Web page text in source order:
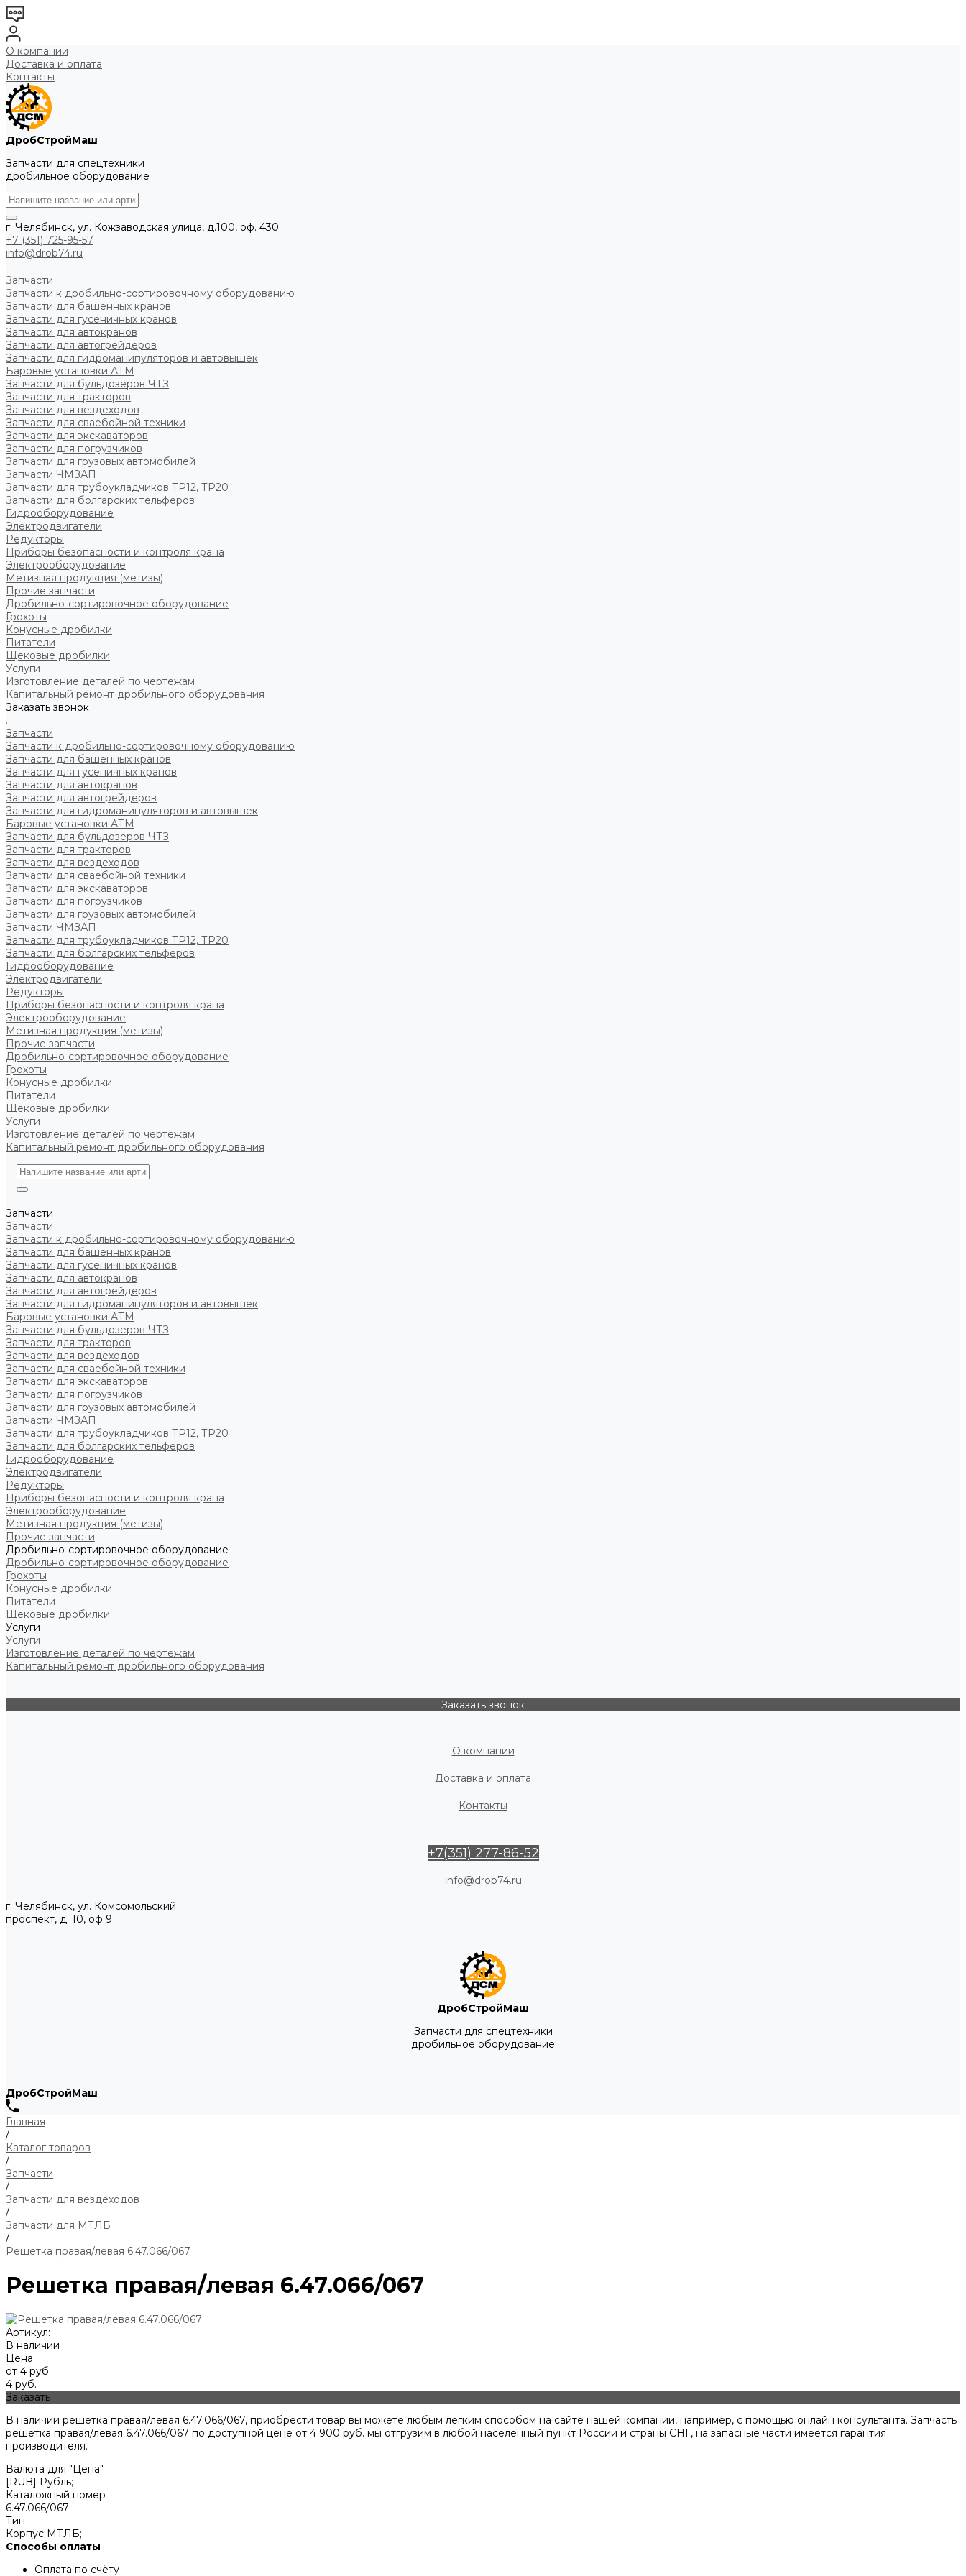
О компании
Доставка и оплата
Контакты
ДробСтройМаш
Запчасти для спецтехники
дробильное оборудование
г. Челябинск, ул. Кожзаводская улица, д.100, оф. 430
+7 (351) 725-95-57
info@drob74.ru
Запчасти
Запчасти к дробильно-сортировочному оборудованию
Запчасти для башенных кранов
Запчасти для гусеничных кранов
Запчасти для автокранов
Запчасти для автогрейдеров
Запчасти для гидроманипуляторов и автовышек
Баровые установки АТМ
Запчасти для бульдозеров ЧТЗ
Запчасти для тракторов
Запчасти для вездеходов
Запчасти для сваебойной техники
Запчасти для экскаваторов
Запчасти для погрузчиков
Запчасти для грузовых автомобилей
Запчасти ЧМЗАП
Запчасти для трубоукладчиков ТР12, ТР20
Запчасти для болгарских тельферов
Гидрооборудование
Электродвигатели
Редукторы
Приборы безопасности и контроля крана
Электрооборудование
Метизная продукция (метизы)
Прочие запчасти
Дробильно-сортировочное оборудование
Грохоты
Конусные дробилки
Питатели
Щековые дробилки
Услуги
Изготовление деталей по чертежам
Капитальный ремонт дробильного оборудования
Заказать звонок
...
Запчасти
Запчасти к дробильно-сортировочному оборудованию
Запчасти для башенных кранов
Запчасти для гусеничных кранов
Запчасти для автокранов
Запчасти для автогрейдеров
Запчасти для гидроманипуляторов и автовышек
Баровые установки АТМ
Запчасти для бульдозеров ЧТЗ
Запчасти для тракторов
Запчасти для вездеходов
Запчасти для сваебойной техники
Запчасти для экскаваторов
Запчасти для погрузчиков
Запчасти для грузовых автомобилей
Запчасти ЧМЗАП
Запчасти для трубоукладчиков ТР12, ТР20
Запчасти для болгарских тельферов
Гидрооборудование
Электродвигатели
Редукторы
Приборы безопасности и контроля крана
Электрооборудование
Метизная продукция (метизы)
Прочие запчасти
Дробильно-сортировочное оборудование
Грохоты
Конусные дробилки
Питатели
Щековые дробилки
Услуги
Изготовление деталей по чертежам
Капитальный ремонт дробильного оборудования
Запчасти
Запчасти
Запчасти к дробильно-сортировочному оборудованию
Запчасти для башенных кранов
Запчасти для гусеничных кранов
Запчасти для автокранов
Запчасти для автогрейдеров
Запчасти для гидроманипуляторов и автовышек
Баровые установки АТМ
Запчасти для бульдозеров ЧТЗ
Запчасти для тракторов
Запчасти для вездеходов
Запчасти для сваебойной техники
Запчасти для экскаваторов
Запчасти для погрузчиков
Запчасти для грузовых автомобилей
Запчасти ЧМЗАП
Запчасти для трубоукладчиков ТР12, ТР20
Запчасти для болгарских тельферов
Гидрооборудование
Электродвигатели
Редукторы
Приборы безопасности и контроля крана
Электрооборудование
Метизная продукция (метизы)
Прочие запчасти
Дробильно-сортировочное оборудование
Дробильно-сортировочное оборудование
Грохоты
Конусные дробилки
Питатели
Щековые дробилки
Услуги
Услуги
Изготовление деталей по чертежам
Капитальный ремонт дробильного оборудования
Заказать звонок
О компании
Доставка и оплата
Контакты
+7(351) 277-86-52
info@drob74.ru
г. Челябинск, ул. Комсомольский
проспект, д. 10, оф 9
ДробСтройМаш
Запчасти для спецтехники
дробильное оборудование
ДробСтройМаш
Главная
/
Каталог товаров
/
Запчасти
/
Запчасти для вездеходов
/
Запчасти для МТЛБ
/
Решетка правая/левая 6.47.066/067
Решетка правая/левая 6.47.066/067
Артикул:
В наличии
Цена
от 4 руб.
4 руб.
Заказать
В наличии решетка правая/левая 6.47.066/067, приобрести товар вы можете любым легким способом на сайте нашей компании, например, с помощью онлайн консультанта. Запчасть
решетка правая/левая 6.47.066/067 по доступной цене от 4 900 руб. мы отгрузим в любой населенный пункт России и страны СНГ, на запасные части имеется гарантия
производителя.
Валюта для "Цена"
[RUB] Рубль;
Каталожный номер
6.47.066/067;
Тип
Корпус МТЛБ;
Способы оплаты
Оплата по счёту